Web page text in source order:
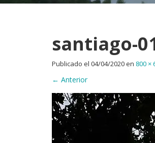
santiago-
Publicado el 04/04/2020en 800 ×
← Anterior